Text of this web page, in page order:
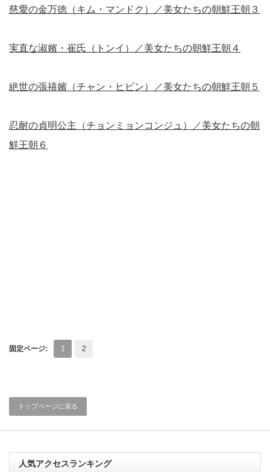
慈愛の金万徳（キム・マンドク）／美女たちの朝鮮王朝３
実直な淑嬪・崔氏（トンイ）／美女たちの朝鮮王朝４
絶世の張禧嬪（チャン・ヒビン）／美女たちの朝鮮王朝５
忍耐の貞明公主（チョンミョンコンジュ）／美女たちの朝
鮮王朝６
固定ページ: 1 2
トップページに戻る
人気アクセスランキング